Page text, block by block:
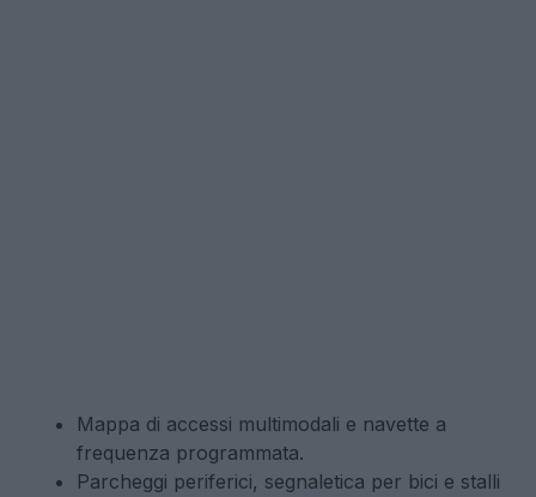
Mappa di accessi multimodali e navette a
frequenza programmata.
Parcheggi periferici, segnaletica per bici e stalli